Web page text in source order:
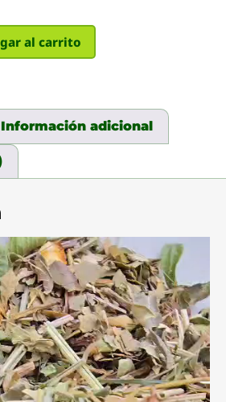
al carrito
Información adicional